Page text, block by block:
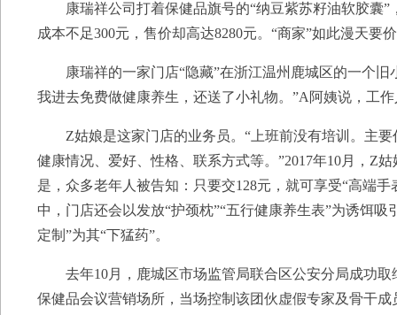
康瑞祥公司打着保健品旗号的“纳豆紫苏籽油软胶囊”
成本不足300元，售价却高达8280元。“商家”如此漫天要
康瑞祥的一家门店“隐藏”在浙江温州鹿城区的一个旧
我进去免费做健康养生，还送了小礼物。”A阿姨说，工
Z姑娘是这家门店的业务员。“上班前没有培训。主
健康情况、爱好、性格、联系方式等。”2017年10月，Z
是，众多老年人被告知：只要交128元，就可享受“高端
中，门店还会以发放“护颈枕”“五行健康养生表”为诱饵
定制”为其“下猛药”。
去年10月，鹿城区市场监管局联合区公安分局成功取
保健品会议营销场所，当场控制该团伙虚假专家及骨干